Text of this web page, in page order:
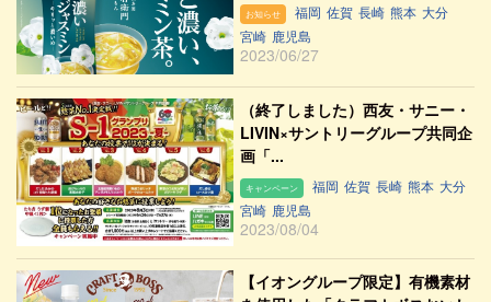
お知らせ 福岡 佐賀 長崎 熊本 大分
宮崎 鹿児島
2023/06/27
（終了しました）西友・サニー・
LIVIN×サントリーグループ共同企
画「...
キャンペーン 福岡 佐賀 長崎 熊本 大分
宮崎 鹿児島
2023/08/04
【イオングループ限定】有機素材